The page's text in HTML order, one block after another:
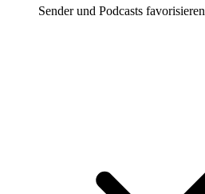
Sender und Podcasts favorisieren